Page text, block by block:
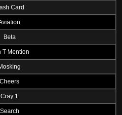
Card
Beta
T Mention
Cheers
Cray 1
Search